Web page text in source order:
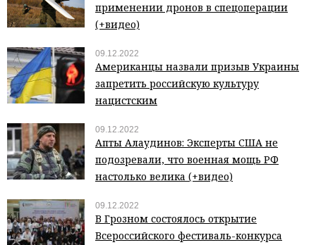
применении дронов в спецоперации
(+видео)
09.12.2022
Американцы назвали призыв Украины
запретить российскую культуру
нацистским
09.12.2022
Апты Алаудинов: Эксперты США не
подозревали, что военная мощь РФ
настолько велика (+видео)
09.12.2022
В Грозном состоялось открытие
Всероссийского фестиваль-конкурса